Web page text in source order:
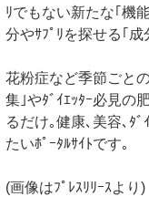
ﾘでもない新たな｢機
分やｻﾌﾟﾘを探せる｢成
花粉症など季節ごと
集｣やﾀﾞｲｴｯﾀｰ必見の
るだけ｡健康､美容､ﾀ
たいﾎﾟｰﾀﾙｻｲﾄです｡
(画像はﾌﾟﾚｽﾘﾘｰｽより)